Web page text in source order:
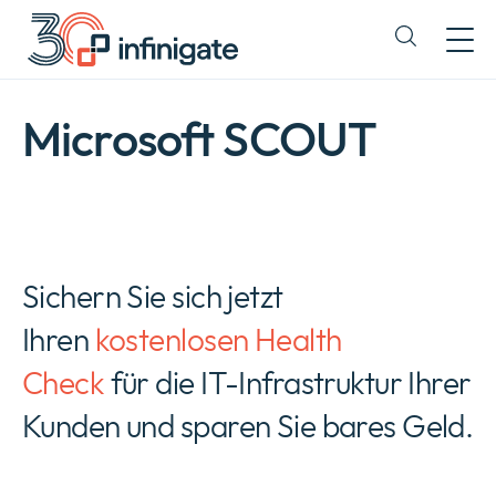
Zum
Inhalt
wechseln
Expand
Microsoft SCOUT
Sichern Sie sich jetzt
Ihren kostenlosen Health
Checkfür die IT-Infrastruktur Ihrer
Kunden und sparen Sie bares Geld.